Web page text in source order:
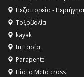
Πεζοπορεία -
Τοξοβολία
kayak
Ιππασία
Parapente
Πίστα Moto cross